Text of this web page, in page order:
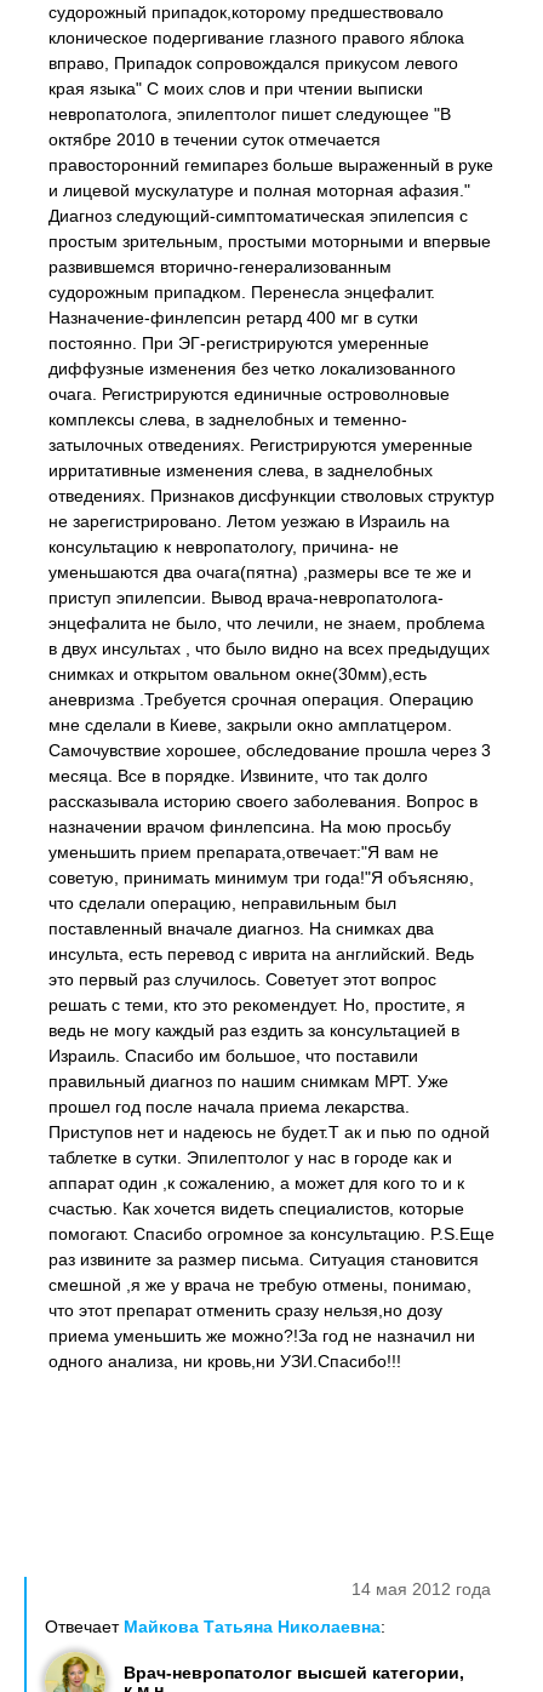
судорожный припадок,которому предшествовало
клоническое подергивание глазного правого яблока
вправо, Припадок сопровождался прикусом левого
края языка" С моих слов и при чтении выписки
невропатолога, эпилептолог пишет следующее "В
октябре 2010 в течении суток отмечается
правосторонний гемипарез больше выраженный в руке
и лицевой мускулатуре и полная моторная афазия."
Диагноз следующий-симптоматическая эпилепсия с
простым зрительным, простыми моторными и впервые
развившемся вторично-генерализованным
судорожным припадком. Перенесла энцефалит.
Назначение-финлепсин ретард 400 мг в сутки
постоянно. При ЭГ-регистрируются умеренные
диффузные изменения без четко локализованного
очага. Регистрируются единичные островолновые
комплексы слева, в заднелобных и теменно-
затылочных отведениях. Регистрируются умеренные
ирритативные изменения слева, в заднелобных
отведениях. Признаков дисфункции стволовых структур
не зарегистрировано. Летом уезжаю в Израиль на
консультацию к невропатологу, причина- не
уменьшаются два очага(пятна) ,размеры все те же и
приступ эпилепсии. Вывод врача-невропатолога-
энцефалита не было, что лечили, не знаем, проблема
в двух инсультах , что было видно на всех предыдущих
снимках и открытом овальном окне(30мм),есть
аневризма .Требуется срочная операция. Операцию
мне сделали в Киеве, закрыли окно амплатцером.
Самочувствие хорошее, обследование прошла через 3
месяца. Все в порядке. Извините, что так долго
рассказывала историю своего заболевания. Вопрос в
назначении врачом финлепсина. На мою просьбу
уменьшить прием препарата,отвечает:"Я вам не
советую, принимать минимум три года!"Я объясняю,
что сделали операцию, неправильным был
поставленный вначале диагноз. На снимках два
инсульта, есть перевод с иврита на английский. Ведь
это первый раз случилось. Советует этот вопрос
решать с теми, кто это рекомендует. Но, простите, я
ведь не могу каждый раз ездить за консультацией в
Израиль. Спасибо им большое, что поставили
правильный диагноз по нашим снимкам МРТ. Уже
прошел год после начала приема лекарства.
Приступов нет и надеюсь не будет.Т ак и пью по одной
таблетке в сутки. Эпилептолог у нас в городе как и
аппарат один ,к сожалению, а может для кого то и к
счастью. Как хочется видеть специалистов, которые
помогают. Спасибо огромное за консультацию. P.S.Еще
раз извините за размер письма. Cитуация становится
смешной ,я же у врача не требую отмены, понимаю,
что этот препарат отменить сразу нельзя,но дозу
приема уменьшить же можно?!За год не назначил ни
одного анализа, ни кровь,ни УЗИ.Спасибо!!!
14 мая 2012 года
Отвечает Майкова Татьяна Николаевна:
Врач-невропатолог высшей категории,